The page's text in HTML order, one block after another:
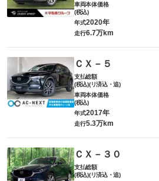
車両本体価格
(税込)
年式2020年
走行6.7万km
ＣＸ－５
支払総額
(税込)(リ済込・追)
車両本体価格
(税込)
年式2017年
走行5.3万km
ＣＸ－３０
支払総額
(税込)(リ済込・追)